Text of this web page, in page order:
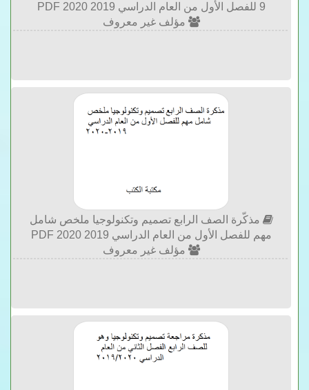
9 للفصل الأول من العام الدراسي 2019 2020 PDF
مؤلف غير معروف
مذكّرة الصف الرابع تصميم وتكنولوجيا ملخص شامل
مهم للفصل الأول من العام الدراسي 2019 2020 PDF
مؤلف غير معروف